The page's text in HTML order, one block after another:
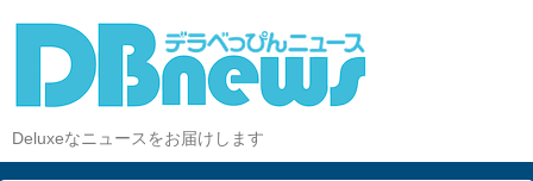
Deluxeなニュースをお届けします